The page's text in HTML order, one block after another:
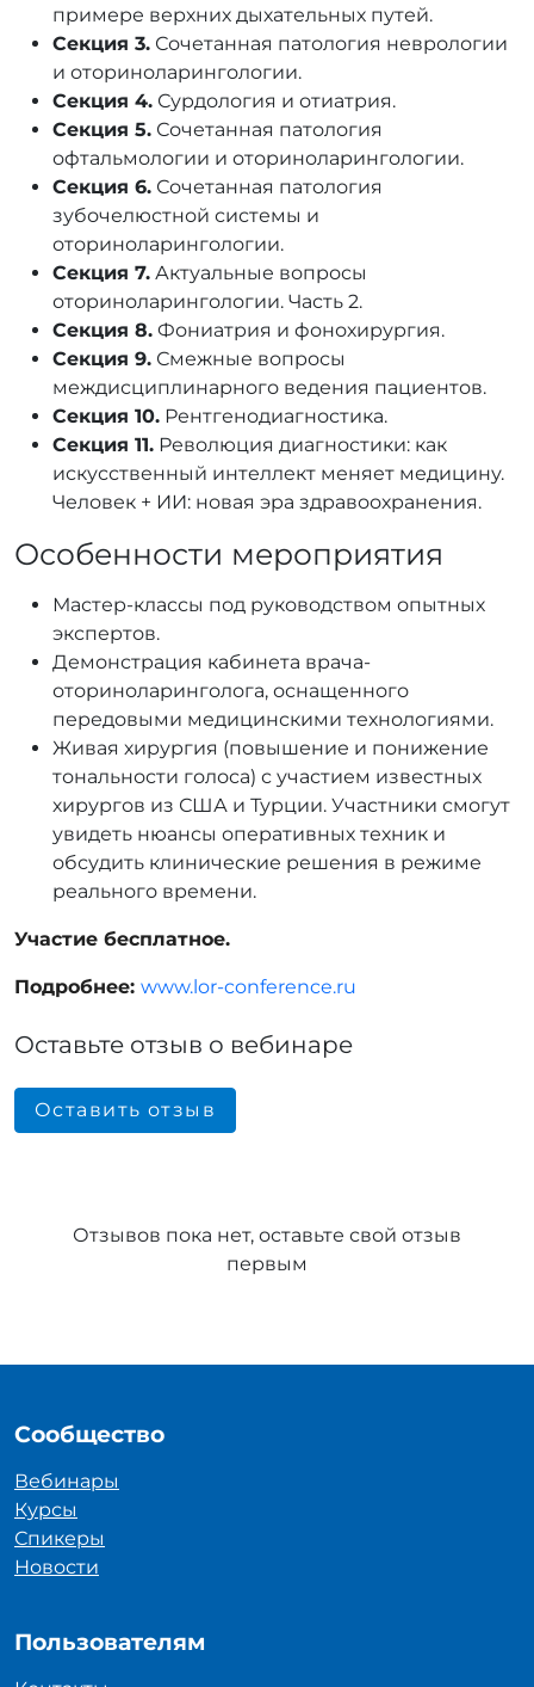
примере верхних дыхательных путей.
Секция 3. Сочетанная патология неврологии
и оториноларингологии.
Секция 4. Сурдология и отиатрия.
Секция 5. Сочетанная патология
офтальмологии и оториноларингологии.
Секция 6. Сочетанная патология
зубочелюстной системы и
оториноларингологии.
Секция 7. Актуальные вопросы
оториноларингологии. Часть 2.
Секция 8. Фониатрия и фонохирургия.
Секция 9. Смежные вопросы
междисциплинарного ведения пациентов.
Секция 10. Рентгенодиагностика.
Секция 11. Революция диагностики: как
искусственный интеллект меняет медицину.
Человек + ИИ: новая эра здравоохранения.
Особенности мероприятия
Мастер-классы под руководством опытных
экспертов.
Демонстрация кабинета врача-
оториноларинголога, оснащенного
передовыми медицинскими технологиями.
Живая хирургия (повышение и понижение
тональности голоса) с участием известных
хирургов из США и Турции. Участники смогут
увидеть нюансы оперативных техник и
обсудить клинические решения в режиме
реального времени.
Участие бесплатное.
Подробнее: www.lor-conference.ru
Оставьте отзыв о вебинаре
Оставить отзыв
Отзывов пока нет, оставьте свой отзыв
первым
Сообщество
Вебинары
Курсы
Спикеры
Новости
Пользователям